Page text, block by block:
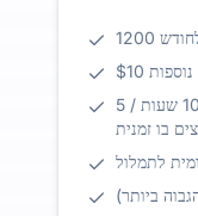
לחודש
כל קובץ יכול להיות באורך של עד 10 שעות / 5
לתמלול
ביותר)